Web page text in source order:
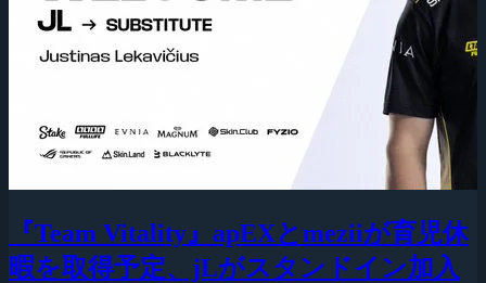
『Team Vitality』apEXとmeziiが育児休
暇を取得予定、jLがスタンドイン加入